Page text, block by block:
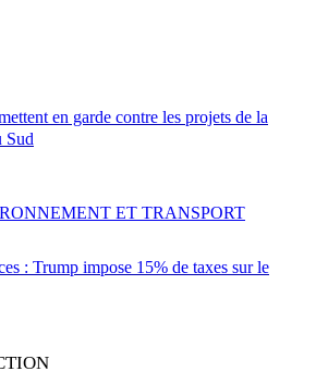
en garde contre les projets de la
Sud
: Trump impose 15% de taxes sur le
ET TRANSPORT